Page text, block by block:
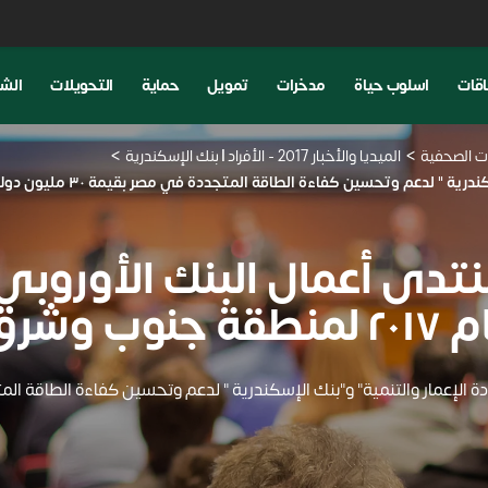
اسلوب حياة مدخرات تمويل حماية التحويلات
الصحفية
الميديا والأخبار 2017 - الأفراد | بنك الإسكندرية
" لدعم وتحسين كفاءة الطاقة المتجددة في مصر بقيمة ٣٠ مليون دولار
أعمال البنك الأوروبي
والتنمية" و"بنك الإسكندرية " لدعم وتحسين كفاءة الطاقة المتجددة